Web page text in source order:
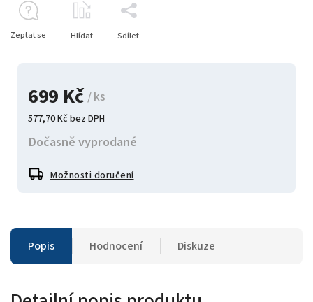
699 Kč / ks
577,70 Kč bez DPH
Dočasně vyprodané
Možnosti doručení
Zeptat se Hlídat Sdílet
Popis Hodnocení Diskuze